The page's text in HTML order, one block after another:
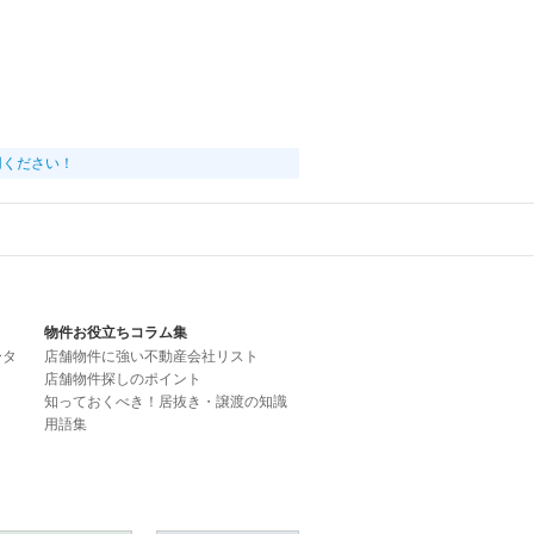
ださい！
物件お役立ちコラム集
店舗物件に強い不動産会社リスト
店舗物件探しのポイント
知っておくべき！居抜き・譲渡の知識
用語集